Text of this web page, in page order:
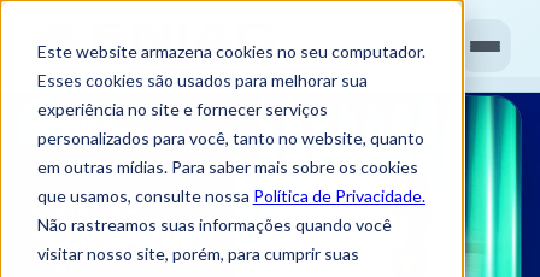
Este website armazena cookies no seu computador.
Esses cookies são usados ​​para melhorar sua
experiência no site e fornecer serviços
personalizados para você, tanto no website, quanto
em outras mídias. Para saber mais sobre os cookies
que usamos, consulte nossa Política de Privacidade.
Não rastreamos suas informações quando você
visitar nosso site, porém, para cumprir suas